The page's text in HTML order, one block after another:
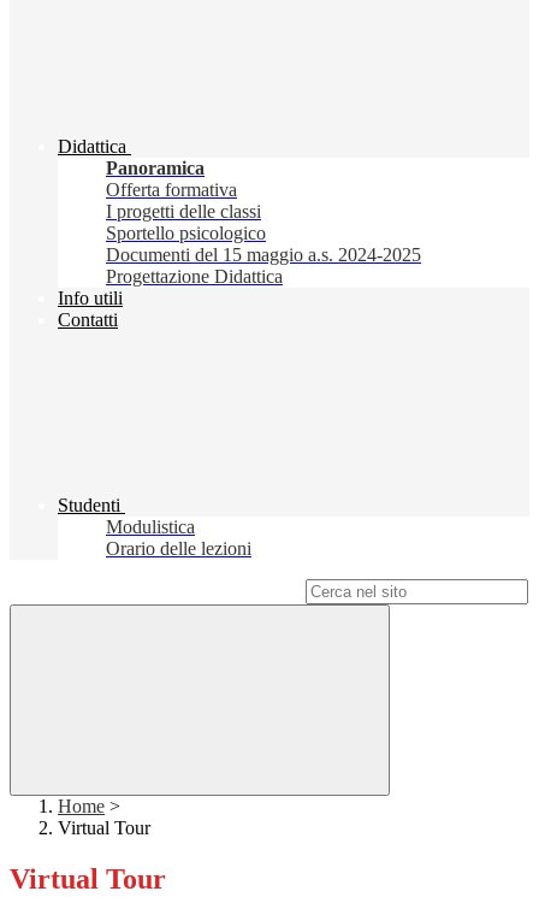
Didattica
Panoramica
Offerta formativa
I progetti delle classi
Sportello psicologico
Documenti del 15 maggio a.s. 2024-2025
Progettazione Didattica
Info utili
Contatti
Studenti
Modulistica
Orario delle lezioni
Home >
Virtual Tour
Virtual Tour